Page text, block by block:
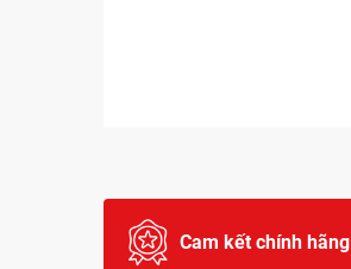
Cam kết chính hãng